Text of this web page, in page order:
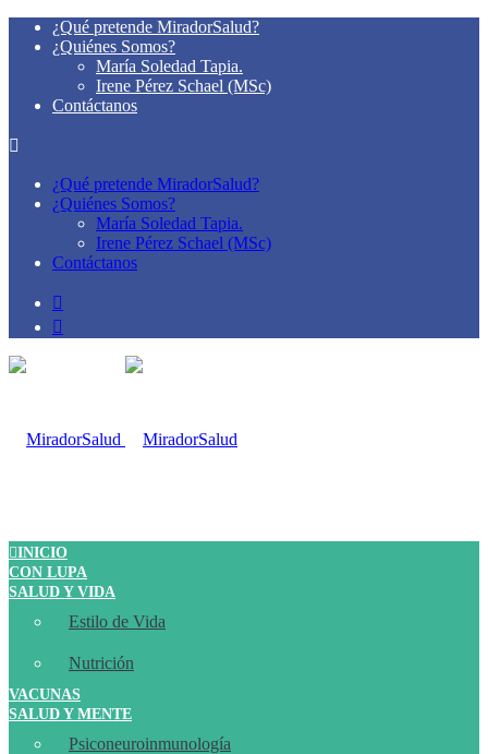
¿Qué pretende MiradorSalud?
¿Quiénes Somos?
María Soledad Tapia.
Irene Pérez Schael (MSc)
Contáctanos
¿Qué pretende MiradorSalud?
¿Quiénes Somos?
María Soledad Tapia.
Irene Pérez Schael (MSc)
Contáctanos
INICIO
CON LUPA
SALUD Y VIDA
Estilo de Vida
Nutrición
VACUNAS
SALUD Y MENTE
Psiconeuroinmunología